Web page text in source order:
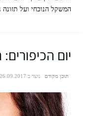
תזונה בסוכות
המשקל הנוכחי ועל
יום
תוכן מקודם נוצר ב 26.09.2017 11:09